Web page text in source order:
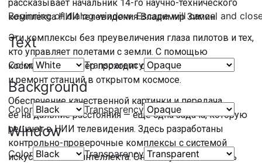
Beginning of dialog window. Escape will cancel and
Text
Color Transparency
Background
Color Transparency
Window
Color Transparency
рассказывает начальник 14-го научно-технического
комплекса НИИ телевидения Владимир Зимин.
Эти комплексы без преувеличения глаза пилотов и тех,
кто управляет полетами с земли. С помощью
космических камер проходит стыковка кораблей
и ремонт станций в открытом космосе.
Обеспечение качественной картинки и передача
ее на дальние расстояния — еще одна задача, которую
решают в НИИ телевидения. Здесь разработаны
контрольно-проверочные комплексы с системой
искусственного интеллекта. Они могут отслеживать